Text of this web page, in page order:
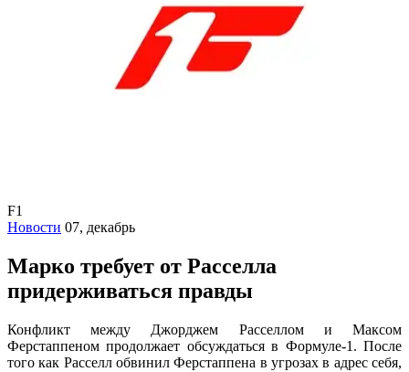
F1
Новости 07, декабрь
Марко требует от Расселла
придерживаться правды
Конфликт между Джорджем Расселлом и Максом
Ферстаппеном продолжает обсуждаться в Формуле-1. После
того как Расселл обвинил Ферстаппена в угрозах в адрес себя,